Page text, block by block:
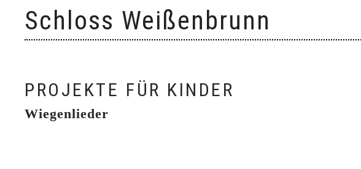
Schloss Weißenbrunn
PROJEKTE FÜR KINDER
Wiegenlieder